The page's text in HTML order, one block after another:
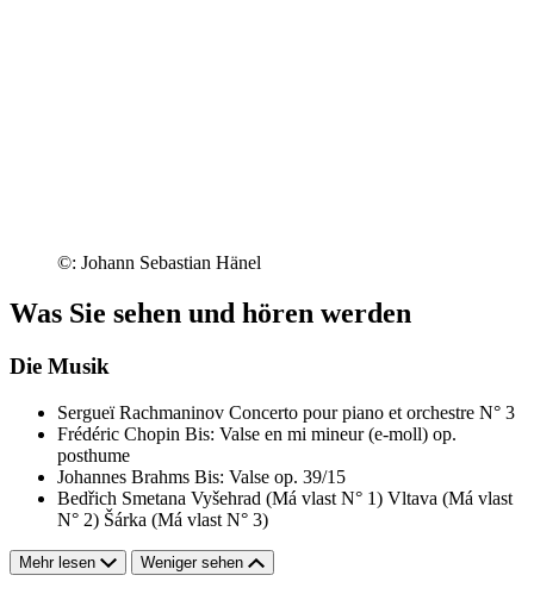
©: Johann Sebastian Hänel
Was Sie sehen und hören werden
Die Musik
Sergueï Rachmaninov Concerto pour piano et orchestre N° 3
Frédéric Chopin Bis: Valse en mi mineur (e-moll) op.
posthume
Johannes Brahms Bis: Valse op. 39/15
Bedřich Smetana Vyšehrad (Má vlast N° 1) Vltava (Má vlast
N° 2) Šárka (Má vlast N° 3)
Mehr lesen Weniger sehen